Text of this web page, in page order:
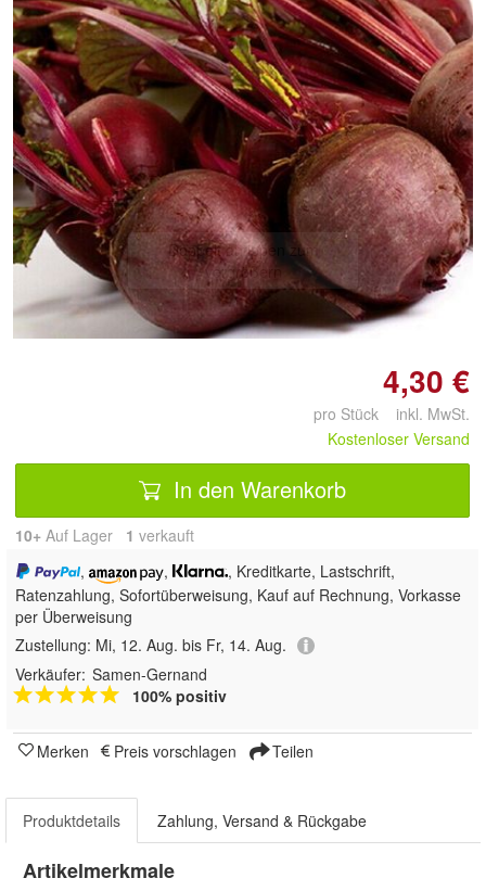
Doppelt antippen zum
vergrößern
4,30 €
pro Stück inkl. MwSt.
Kostenloser Versand
In den Warenkorb
10+ Auf Lager 1 verkauft
,
,
, Kreditkarte, Lastschrift,
Ratenzahlung, Sofortüberweisung, Kauf auf Rechnung, Vorkasse
per Überweisung
Zustellung: Mi, 12. Aug. bis Fr, 14. Aug.
Verkäufer: Samen-Gernand
100% positiv
Merken Preis vorschlagen Teilen
Produktdetails Zahlung, Versand & Rückgabe
Artikelmerkmale